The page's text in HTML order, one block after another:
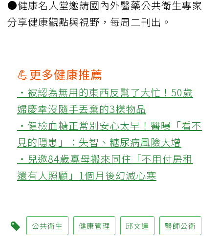
●健康名人堂邀請國內外醫藥公共衛生專家
分享健康觀點與視野，每周二刊出。
💪更多健康推薦
‧被認為無用的東西反幫了大忙！50歲
婦慶幸沒隨手丟棄的3樣物品
‧健檢血糖正常別安心太早！醫曝「看不
見的隱患」：失智、糖尿病風險大增
‧兒邀84歲寡母搬來同住「不用付房租
還有人照顧」1個月後幻滅心寒
公共衛生 健康管理 邱文達 醫師公衛